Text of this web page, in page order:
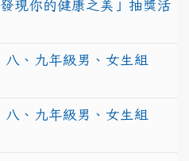
現你的健康之美」抽獎活
、九年級男、女生組
、九年級男、女生組